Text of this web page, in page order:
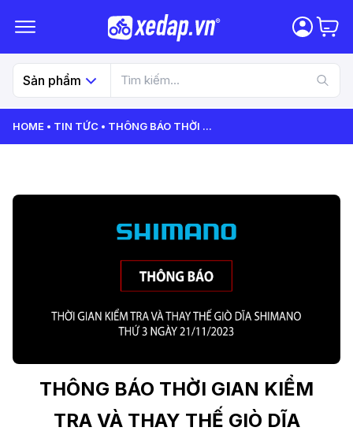
Sản phẩm
HOME TIN TỨC THÔNG BÁO THỜI ...
THÔNG BÁO THỜI GIAN KIỂM
TRA VÀ THAY THẾ GIÒ DĨA